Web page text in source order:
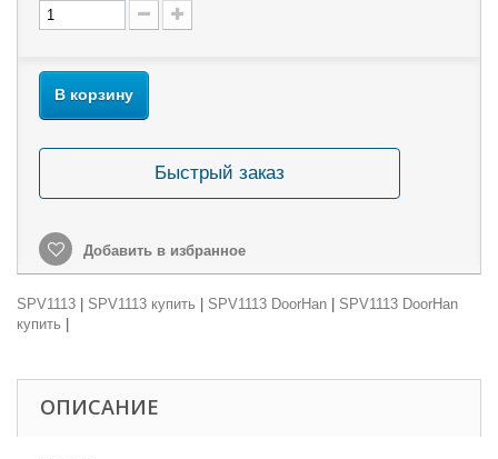
В корзину
Быстрый заказ
Добавить в избранное
SPV1113 SPV1113 купить SPV1113 DoorHan
SPV1113 DoorHan
купить
ОПИСАНИЕ